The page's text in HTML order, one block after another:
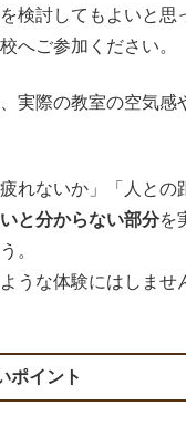
検討してもよいと思
へご参加ください。
実際の教室の空気感
れないか」「人との
と分からない部分を
。
うな体験にはしませ
ポイント